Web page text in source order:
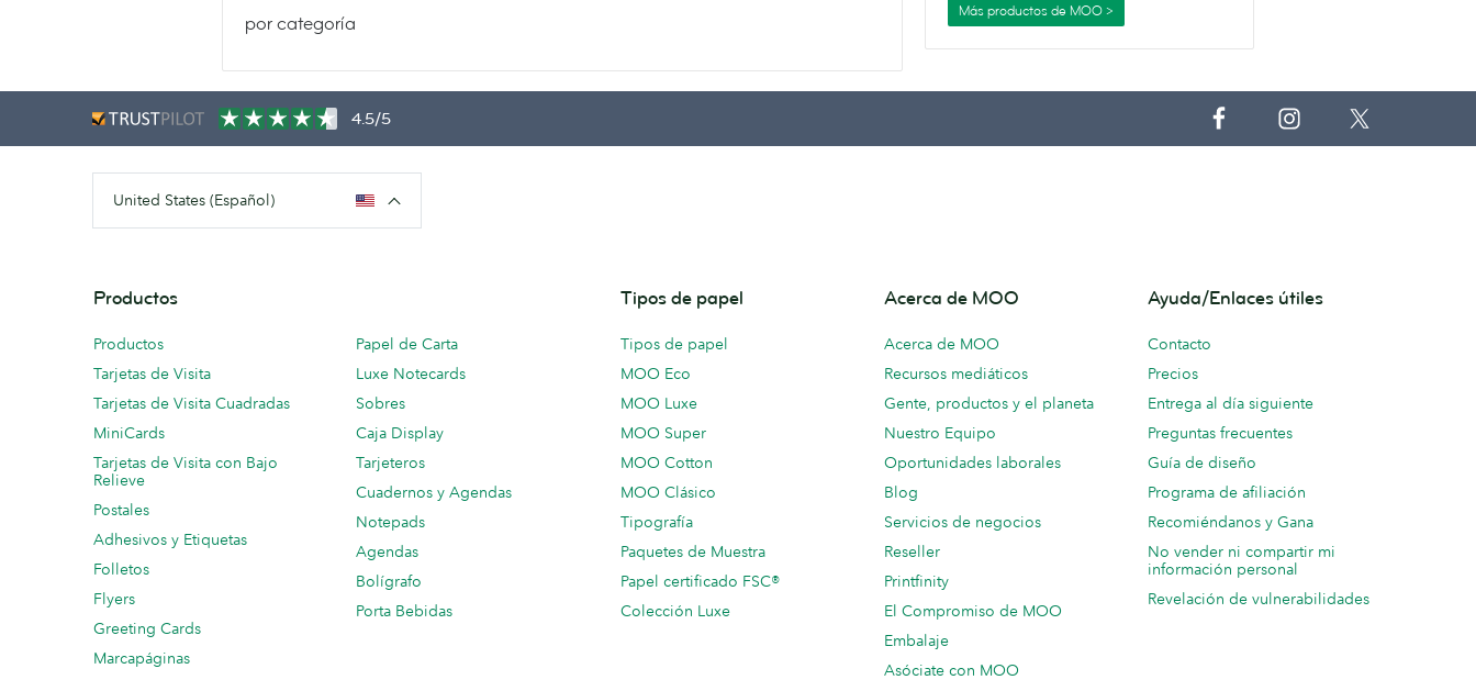
por categoría Más productos de MOO >
4.5/5
United States (Español)
Productos
Productos
Tarjetas de Visita
Tarjetas de Visita Cuadradas
MiniCards
Tarjetas de Visita con Bajo
Relieve
Postales
Adhesivos y Etiquetas
Folletos
Flyers
Greeting Cards
Marcapáginas
Papel de Carta
Luxe Notecards
Sobres
Caja Display
Tarjeteros
Cuadernos y Agendas
Notepads
Agendas
Bolígrafo
Porta Bebidas
Tipos de papel
Tipos de papel
MOO Eco
MOO Luxe
MOO Super
MOO Cotton
MOO Clásico
Tipografía
Paquetes de Muestra
Papel certificado FSC®
Colección Luxe
Acerca de MOO
Acerca de MOO
Recursos mediáticos
Gente, productos y el planeta
Nuestro Equipo
Oportunidades laborales
Blog
Servicios de negocios
Reseller
Printfinity
El Compromiso de MOO
Embalaje
Asóciate con MOO
Ayuda/Enlaces útiles
Contacto
Precios
Entrega al día siguiente
Preguntas frecuentes
Guía de diseño
Programa de afiliación
Recomiéndanos y Gana
No vender ni compartir mi
información personal
Revelación de vulnerabilidades